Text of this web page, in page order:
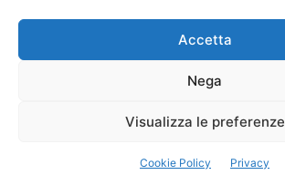
Accetta
Nega
Visualizza le preferenze
Cookie Policy Privacy
Privacy Policy Cookie Policy
Rights Reserved.